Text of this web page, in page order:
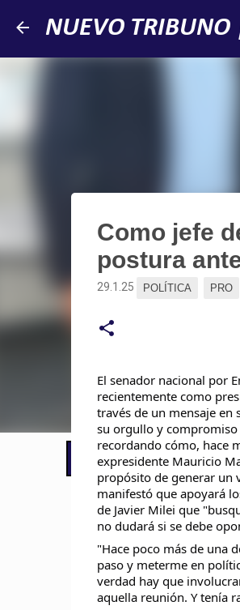
NUEVO
📢 LO ÚLTIMO El Gobierno
Como jefe
postura
29.1.25 POLÍTICA PRO
El senador nacional por
recientemente como
través de un mensaje en
su orgullo y compromiso
recordando cómo, hace
expresidente Mauricio
propósito de generar un
manifestó que apoyará
de Javier Milei que
no dudará si se debe
"Hace poco más de una
paso y meterme en
verdad hay que
aquella reunión. Y tenía